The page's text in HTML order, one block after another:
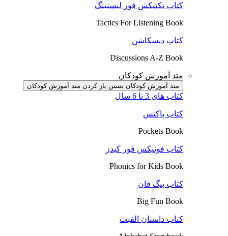
کتاب تکتیکس فور لیسنینگ
Tactics For Listening Book
کتاب دیسکاشن
Discussions A-Z Book
متد آموزش کودکان
متد آموزش کودکان بستن باز کردن متد آموزش کودکان
کتاب های 3 تا 6 سال
کتاب پاکتس
Pockets Book
کتاب فونیکس فور کیدز
Phonics for Kids Book
کتاب بیگ فان
Big Fun Book
کتاب داستان الفبت